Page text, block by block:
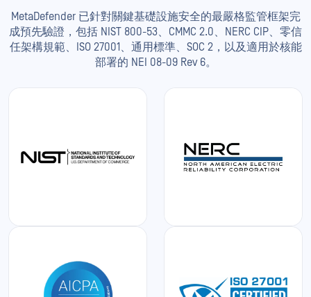
MetaDefender 已針對關鍵基礎設施安全的最嚴格監管框架完
成預先驗證，包括 NIST 800-53、CMMC 2.0、NERC CIP、零信
任架構規範、ISO 27001、通用標準、SOC 2，以及適用於核能
部署的 NEI 08-09 Rev 6。